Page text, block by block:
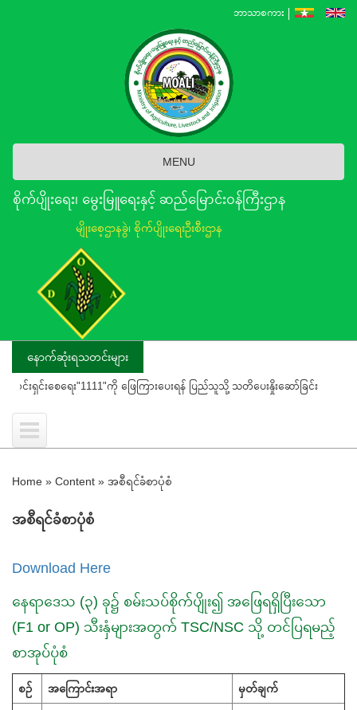
ဘာသာစကား
MENU
စိုက်ပျိုးရေး၊ မွေးမြူရေးနှင့် ဆည်မြောင်း၀န်ကြီးဌာန
မျိုးစေ့ဌာနခွဲ၊ စိုက်ပျိုးရေးဦးစီးဌာန
နောက်ဆုံးရသတင်းများ
ကို ဖြေကြားပေးရန် ပြည်သူသို့ သတိပေးနှိုးဆော်ခြင်း ကွင်းသရုပ်ပြပွဲတွင်
Home » Content » အစီရင်ခံစာပုံစံ
အစီရင်ခံစာပုံစံ
Download Here
နေရာဒေသ (၃) ခု၌ စမ်းသပ်စိုက်ပျိုး၍ အဖြေရရှိပြီးသော
(F1 or OP) သီးနှံများအတွက် TSC/NSC သို့ တင်ပြရမည့်
စာအုပ်ပုံစံ
စဉ် အကြောင်းအရာ မှတ်ချက်